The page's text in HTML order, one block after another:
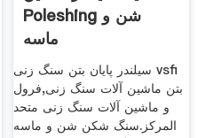
Poleshing شن و
ماسه
سیلندر پایان بتن سنگ زنی vsfi
بتن ماشین آلات سنگ زنی,فرول
و ماشین آلات سنگ زنی متحد
المرکز.سنگ شکن شن و ماسه